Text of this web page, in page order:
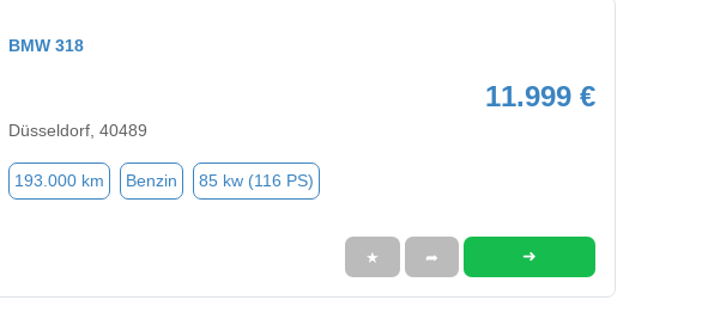
BMW 318
11.999 €
Düsseldorf, 40489
193.000 km Benzin 85 kw (116 PS)
★ ➦ ➜